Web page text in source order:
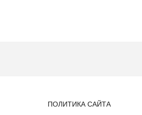
ПОЛИТИКА САЙТА